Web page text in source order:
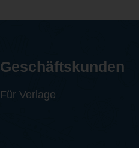
Geschäftskunden
Für Verlage